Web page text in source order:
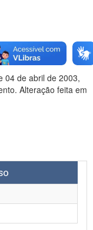
04 de abril de 2003,
Alteração feita em